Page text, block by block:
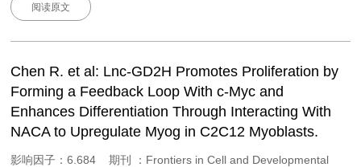
阅读原文
Chen R. et al: Lnc-GD2H Promotes Proliferation by
Forming a Feedback Loop With c-Myc and
Enhances Differentiation Through Interacting With
NACA to Upregulate Myog in C2C12 Myoblasts.
影响因子：6.684 期刊 ：Frontiers in Cell and Developmental